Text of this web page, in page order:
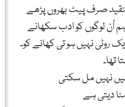
صرف پیٹ بھروں پڑھے
اُن لوگوں کو ادب سکھانے
روٹی نہیں ہو تی کھانے کو۔
تھا۔
نہیں مل سکتی
دیتی ہے